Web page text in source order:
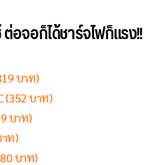
อจอก็ได้ชาร์จไฟก็แรง!!
บาท)
(352 บาท)
บาท)
าท)
บาท)